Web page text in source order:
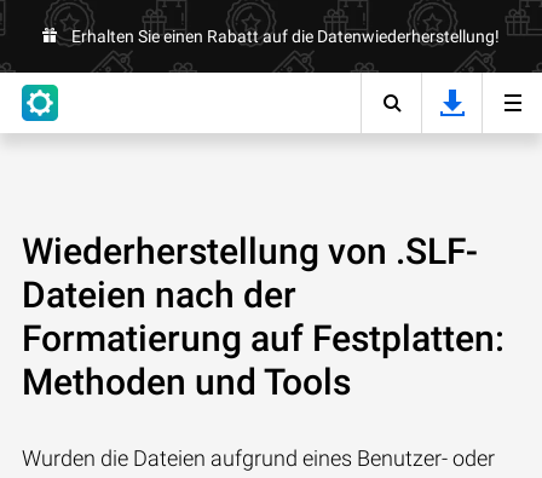
Erhalten Sie einen Rabatt auf die Datenwiederherstellung!
Wiederherstellung von .SLF-
Dateien nach der
Formatierung auf Festplatten:
Methoden und Tools
Wurden die Dateien aufgrund eines Benutzer- oder